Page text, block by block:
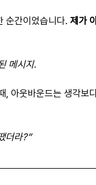
순간이었습니다. 제가
메시지.
, 아웃바운드는 생각보
더라?”